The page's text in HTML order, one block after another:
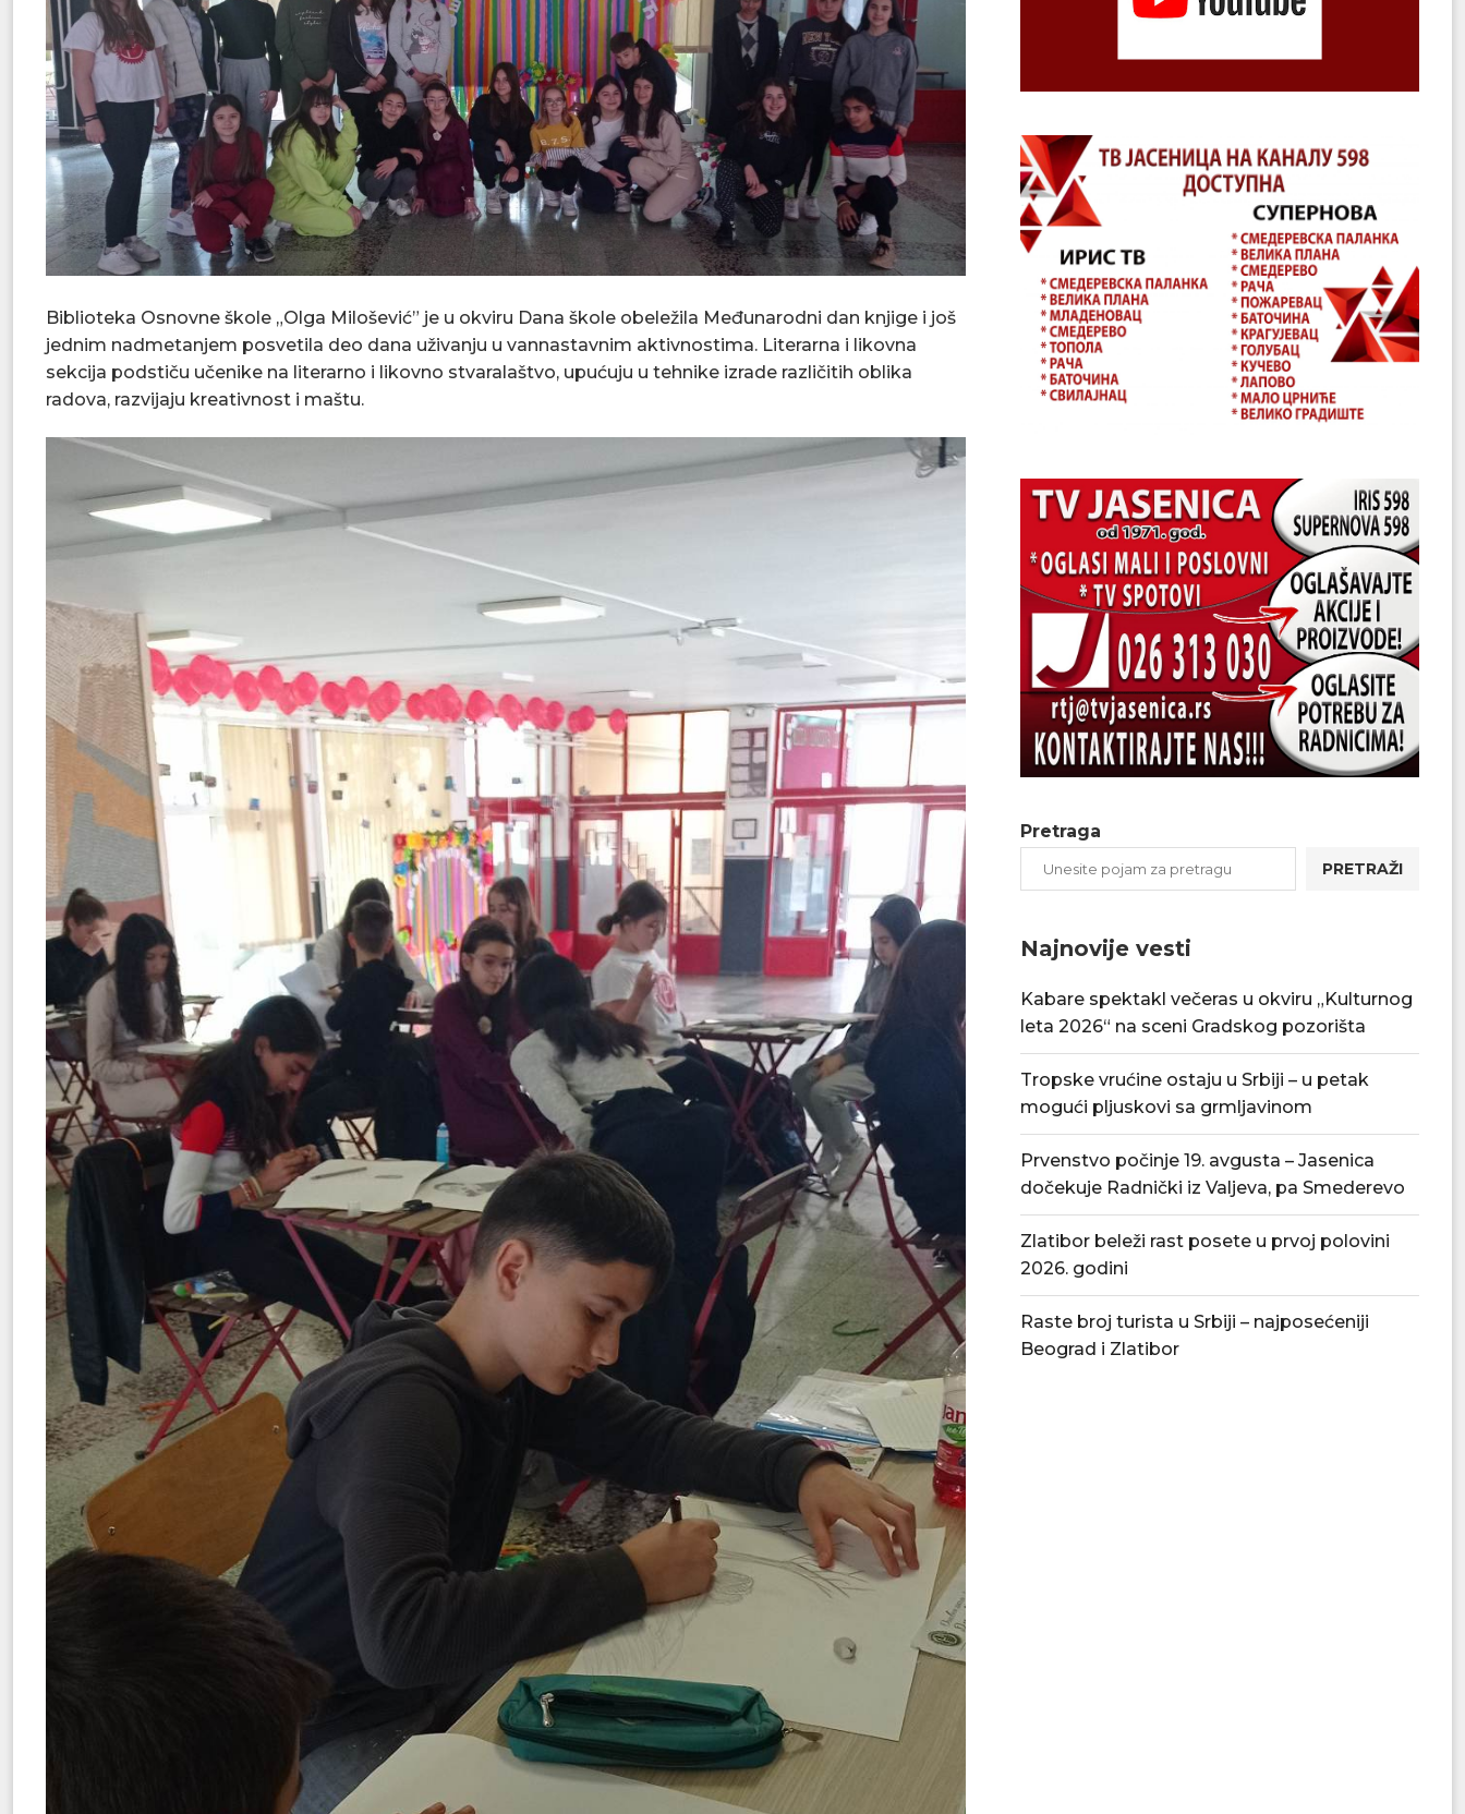
Biblioteka Osnovne škole „Olga Milošević” je u okviru Dana škole obeležila Međunarodni dan knjige i još
jednim nadmetanjem posvetila deo dana uživanju u vannastavnim aktivnostima. Literarna i likovna
sekcija podstiču učenike na literarno i likovno stvaralaštvo, upućuju u tehnike izrade različitih oblika
radova, razvijaju kreativnost i maštu.
Pretraga
PRETRAŽI
Najnovije vesti
Kabare spektakl večeras u okviru „Kulturnog
leta 2026“ na sceni Gradskog pozorišta
Tropske vrućine ostaju u Srbiji – u petak
mogući pljuskovi sa grmljavinom
Prvenstvo počinje 19. avgusta – Jasenica
dočekuje Radnički iz Valjeva, pa Smederevo
Zlatibor beleži rast posete u prvoj polovini
2026. godini
Raste broj turista u Srbiji – najposećeniji
Beograd i Zlatibor